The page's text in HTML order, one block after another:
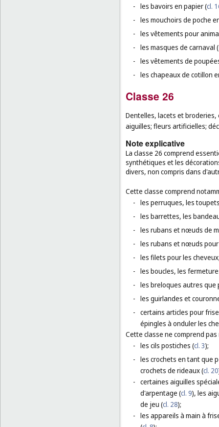
- les bavoirs en papier (cl.
- les mouchoirs de poche
- les vêtements pour
- les masques de carnaval (
- les vêtements de
- les chapeaux de cotillon
Classe 26
Dentelles, lacets et
aiguilles; fleurs artificielles;
Note explicative
La classe 26 comprend
synthétiques et les
divers, non compris dans
Cette classe comprend
- les perruques, les
- les barrettes, les
- les rubans et nœuds de
- les rubans et nœuds
- les filets pour les
- les boucles, les
- les breloques autres
- les guirlandes et
- certains articles pour
épingles à onduler les
Cette classe ne comprend
- les cils postiches (cl. 3);
- les crochets en tant que
crochets de rideaux (cl. 20
- certaines aiguilles
d'arpentage (cl. 9), les
de jeu (cl. 28);
- les appareils à main à